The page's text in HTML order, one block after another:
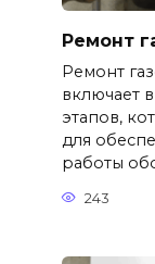
Ремонт
Ремонт
включает
этапов,
для
работы
243